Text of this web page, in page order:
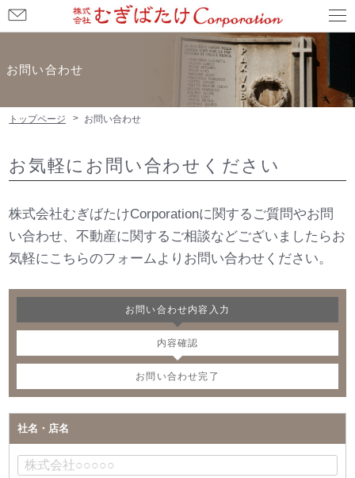
問
合
せ
お問い合わせ
トップページ お問い合わせ
お気軽にお問い合わせください
株式会社むぎばたけCorporationに関するご質問やお問
い合わせ、不動産に関するご相談などございましたらお
気軽にこちらのフォームよりお問い合わせください。
お問い合わせ内容入力
内容確認
お問い合わせ完了
社名・店名